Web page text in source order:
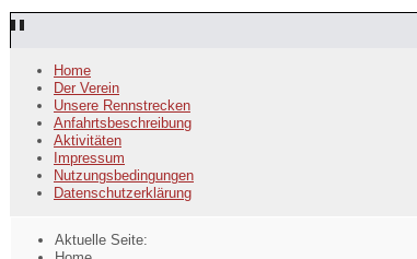
Home
Der Verein
Unsere Rennstrecken
Anfahrtsbeschreibung
Aktivitäten
Impressum
Nutzungsbedingungen
Datenschutzerklärung
Aktuelle Seite: